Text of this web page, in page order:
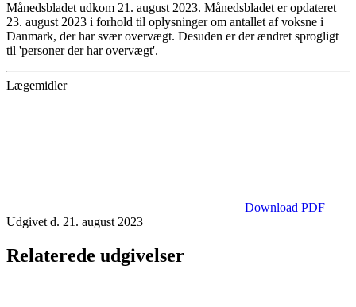
Månedsbladet udkom 21. august 2023. Månedsbladet er opdateret
23. august 2023 i forhold til oplysninger om antallet af voksne i
Danmark, der har svær overvægt. Desuden er der ændret sprogligt
til 'personer der har overvægt'.
Lægemidler
Download PDF
Udgivet d. 21. august 2023
Relaterede udgivelser